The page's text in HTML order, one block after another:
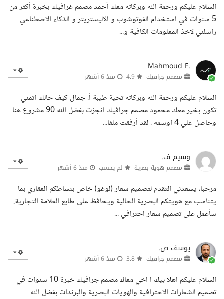
السلام عليكم ورحمة الله وبركاته معك أحمد مصمم غرافيك بخبرة أكثر من
5 سنوات في استخدام الفوتوشوب و الاليستريتر و الذكاء الاصطناعي
راسلني لاخذ المعلومات الكافية و...
Mahmoud F.
مصمم جرافيك منذ 6 أشهر
السلام عليكم ورحمة الله وبركاته تحية طيبة أ. جمال كيف حالك اتمني
تكون بخير معك محمود مصمم جرافيك انجزت بفضل الله 90 مشروع هنا
وحاصل علي 4 اوسمه . لقد أرفقت ملفا...
وسيم ف.
مصمم هوية بصرية لم يحسب منذ 6 أشهر
مرحبا، يسعدني التقدم لتصميم شعار (لوغو) خاص بنشاطكم العقاري بما
يتناسب مع هويتكم البصرية الحالية ويحافظ على طابع العلامة التجارية.
سأعمل على تصميم شعار احترافي ...
يوسف ص.
مصمم جرافيك منذ 6 أشهر
السلام عليكم اهلا بيك ا اخي معاك مصمم جرافيك خبرة 10 سنوات في
تصميم الشعارات الاحترافية والهويات البصرية والبرندات بفضل الله